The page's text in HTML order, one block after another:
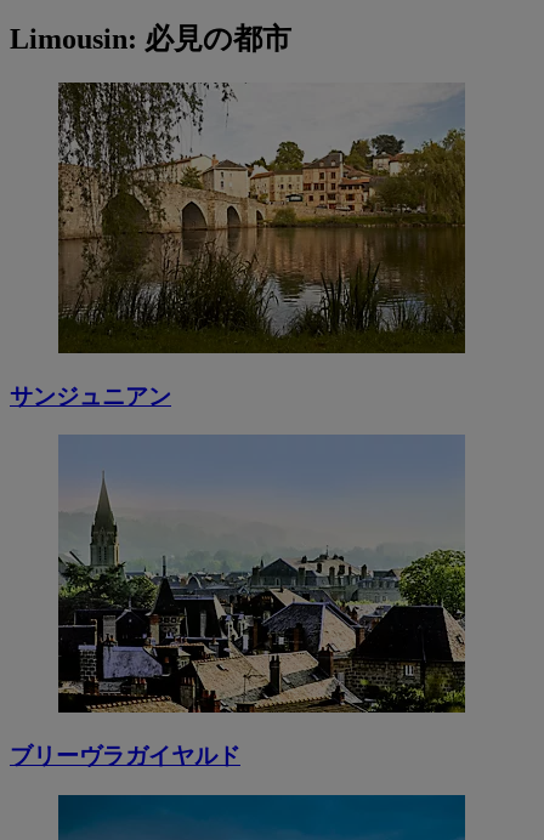
Limousin: 必見の都市
サンジュニアン
ブリーヴラガイヤルド